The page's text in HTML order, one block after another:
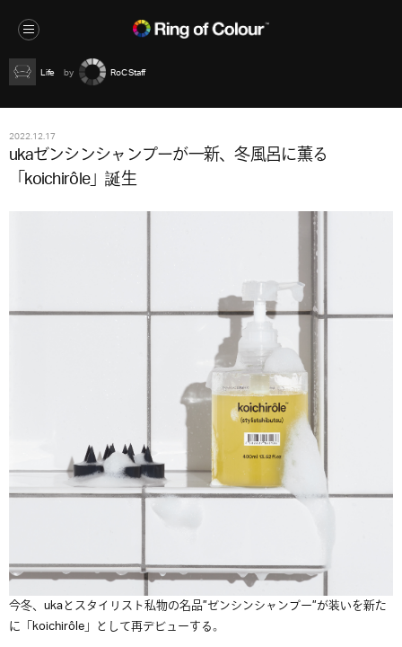
Life RoC Staff
2022.12.17
ukaゼンシンシャンプーが一新、冬風呂に薫る
「koichirôle」誕生
今冬、ukaとスタイリスト私物の名品”ゼンシンシャンプー”が装いを新た
に「koichirôle」として再デビューする。